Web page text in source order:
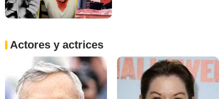
Actores y actrices